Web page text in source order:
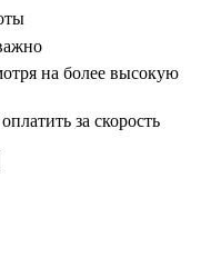
на более высокую
за скорость